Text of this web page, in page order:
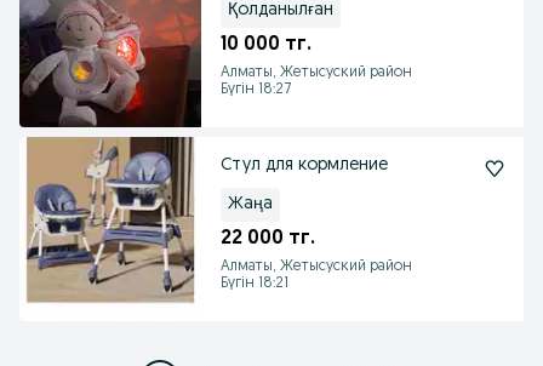
Қолданылған
10 000 тг.
Алматы, Жетысуский район
Бүгін 18:27
Стул для кормление
Жаңа
22 000 тг.
Алматы, Жетысуский район
Бүгін 18:21